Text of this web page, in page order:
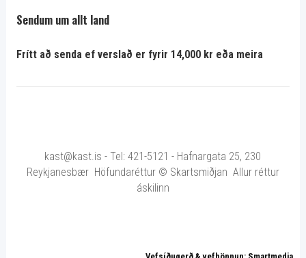
Sendum um allt land
Frítt að senda ef verslað er fyrir 14,000 kr eða meira
kast@kast.is - Tel: 421-5121 - Hafnargata 25, 230
Reykjanesbær Höfundaréttur © Skartsmiðjan Allur réttur
áskilinn